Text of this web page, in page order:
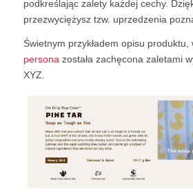
podkreślając zalety każdej cechy.
przezwyciężysz tzw. uprzedzenia
Świetnym przykładem opisu produktu,
personazostała zachęcona zaletami
XYZ.